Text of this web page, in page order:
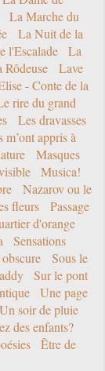
La Marche du
La Nuit de la
l'Escalade
La
Rôdeuse
Lave
- Conte de la
rire du grand
Les dravasses
m’ont appris à
Masques
Musica!
Nazarov ou le
fleurs
Passage
d'orange
Sensations
Sous le
Sur le pont
Une page
Un soir de pluie
des enfants?
Être de